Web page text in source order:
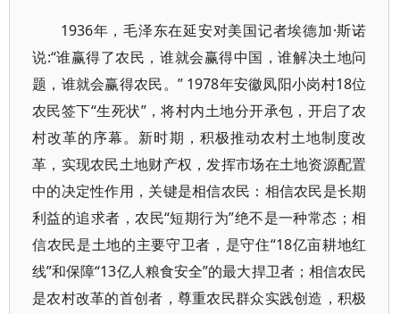
1936年，毛泽东在延安对美国记者埃德加·斯诺
说:“谁赢得了农民，谁就会赢得中国，谁解决土地问
题，谁就会赢得农民。” 1978年安徽凤阳小岗村18位
农民签下“生死状”，将村内土地分开承包，开启了农
村改革的序幕。新时期，积极推动农村土地制度改
革，实现农民土地财产权，发挥市场在土地资源配置
中的决定性作用，关键是相信农民：相信农民是长期
利益的追求者，农民“短期行为”绝不是一种常态；相
信农民是土地的主要守卫者，是守住“18亿亩耕地红
线”和保障“13亿人粮食安全”的最大捍卫者；相信农民
是农村改革的首创者，尊重农民群众实践创造，积极